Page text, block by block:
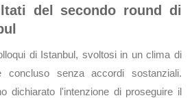
del secondo round di
di Istanbul, svoltosi in un clima di
senza accordi sostanziali.
dichiarato l'intenzione di proseguire il